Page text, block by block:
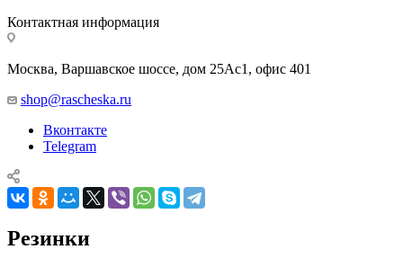
Контактная информация
Москва, Варшавское шоссе, дом 25Аc1, офис 401
shop@rascheska.ru
Вконтакте
Telegram
Резинки